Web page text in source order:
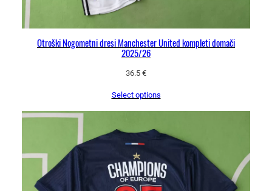
Otroški Nogometni dresi Manchester United kompleti domači
2025/26
36.5 €
Select options